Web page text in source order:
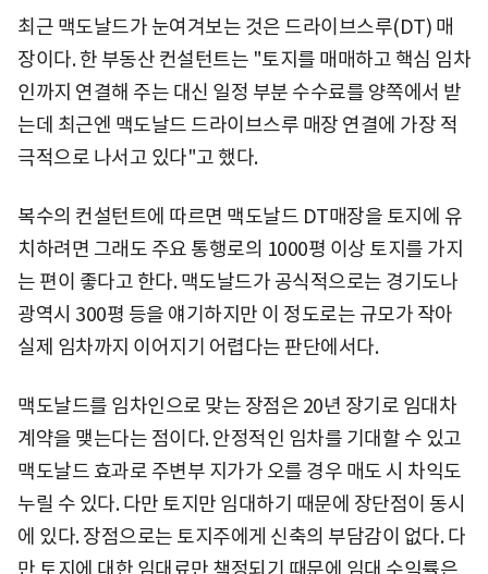
최근 맥도날드가 눈여겨보는 것은 드라이브스루(DT) 매
장이다. 한 부동산 컨설턴트는 "토지를 매매하고 핵심 임차
인까지 연결해 주는 대신 일정 부분 수수료를 양쪽에서 받
는데 최근엔 맥도날드 드라이브스루 매장 연결에 가장 적
극적으로 나서고 있다"고 했다.
복수의 컨설턴트에 따르면 맥도날드 DT매장을 토지에 유
치하려면 그래도 주요 통행로의 1000평 이상 토지를 가지
는 편이 좋다고 한다. 맥도날드가 공식적으로는 경기도나
광역시 300평 등을 얘기하지만 이 정도로는 규모가 작아
실제 임차까지 이어지기 어렵다는 판단에서다.
맥도날드를 임차인으로 맞는 장점은 20년 장기로 임대차
계약을 맺는다는 점이다. 안정적인 임차를 기대할 수 있고
맥도날드 효과로 주변부 지가가 오를 경우 매도 시 차익도
누릴 수 있다. 다만 토지만 임대하기 때문에 장단점이 동시
에 있다. 장점으로는 토지주에게 신축의 부담감이 없다. 다
만 토지에 대한 임대료만 책정되기 때문에 임대 수익률은